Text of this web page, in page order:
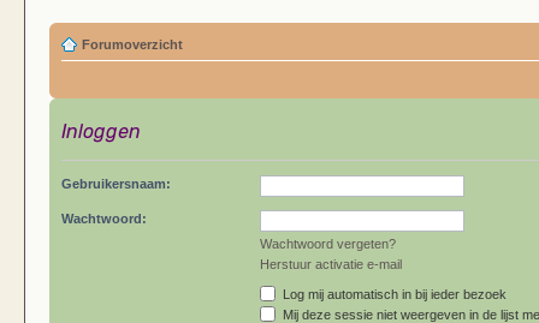
Forumoverzicht
Inloggen
Gebruikersnaam:
Wachtwoord:
Wachtwoord vergeten?
Herstuur activatie e-mail
Log mij automatisch in bij ieder bezoek
Mij deze sessie niet weergeven in de lijst